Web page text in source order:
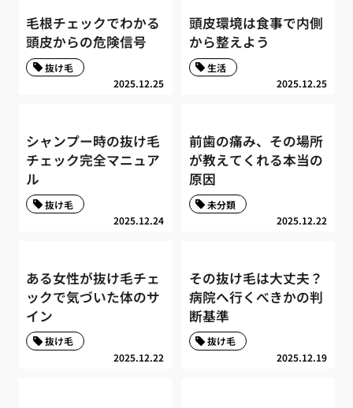
毛根チェックでわかる
頭皮からの危険信号
2025.12.25
抜け毛
頭皮環境は食事で内側
から整えよう
2025.12.25
生活
シャンプー時の抜け毛
チェック完全マニュア
ル
2025.12.24
抜け毛
前歯の痛み、その場所
が教えてくれる本当の
原因
2025.12.22
未分類
ある女性が抜け毛チェ
ックで気づいた体のサ
イン
2025.12.22
抜け毛
その抜け毛は大丈夫？
病院へ行くべきかの判
断基準
2025.12.19
抜け毛